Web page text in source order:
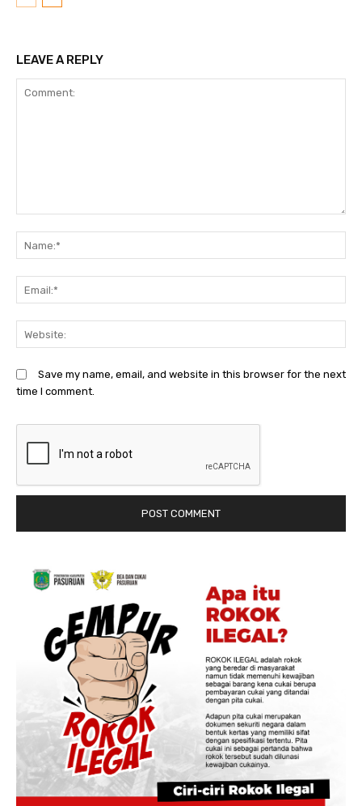
LEAVE A REPLY
Save my name, email, and website in this browser for the next
time I comment.